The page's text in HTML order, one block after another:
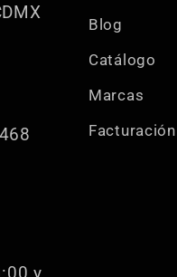
Blog
Catálogo
Marcas
Facturación